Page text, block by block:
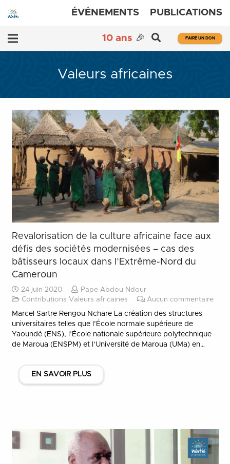
ÉVÉNEMENTS PUBLICATIONS
10 ans 🎉 FAIRE UN DON
Valeurs africaines
Revalorisation de la culture africaine face aux
défis des sociétés modernisées – cas des
bâtisseurs locaux dans l’Extrême-Nord du
Cameroun
24 juin 2020
Pape Abdou Ndour
Contributions Valeurs africaines
Aucun commentaire
Marcel Sartre Rengou Nchare La création des structures
universitaires telles que l’École normale supérieure de
Yaoundé (ENS), l’École nationale supérieure polytechnique
de Maroua (ENSPM) et l’Université de Maroua (UMa) en…
EN SAVOIR PLUS